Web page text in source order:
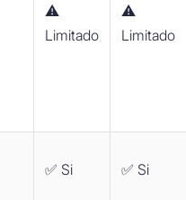
⚠️
Limitado
⚠️
Limitado
✅ Si ✅ Si